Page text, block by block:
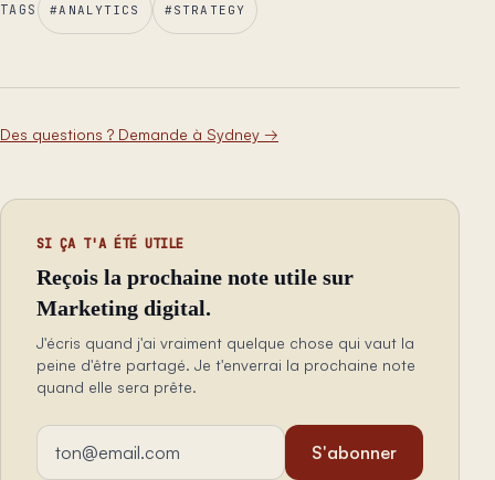
TAGS #ANALYTICS #STRATEGY
Des questions ? Demande à Sydney →
SI ÇA T'A ÉTÉ UTILE
Reçois la prochaine note utile sur
Marketing digital.
J'écris quand j'ai vraiment quelque chose qui vaut la
peine d'être partagé. Je t'enverrai la prochaine note
quand elle sera prête.
Adresse email
S'abonner